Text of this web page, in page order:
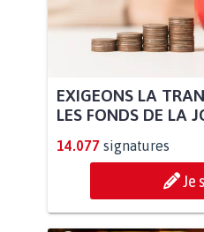
EXIGEONS LA
LES FONDS DE LA
14.077 signatures
Je